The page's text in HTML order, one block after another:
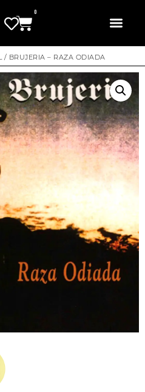
0
/ BRUJERIA – RAZA ODIADA